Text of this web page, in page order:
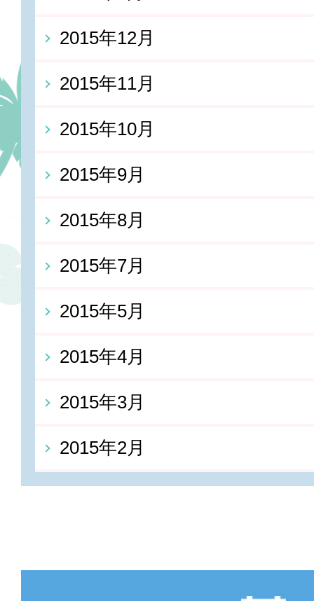
2015年12月
2015年11月
2015年10月
2015年9月
2015年8月
2015年7月
2015年5月
2015年4月
2015年3月
2015年2月